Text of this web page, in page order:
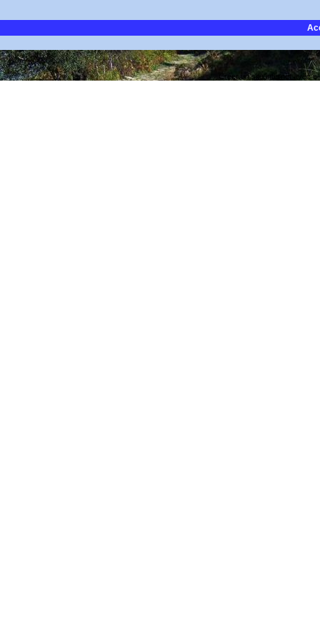
Créer un site internet avec